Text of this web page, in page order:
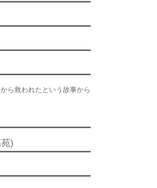
ら救われたという故事から
)